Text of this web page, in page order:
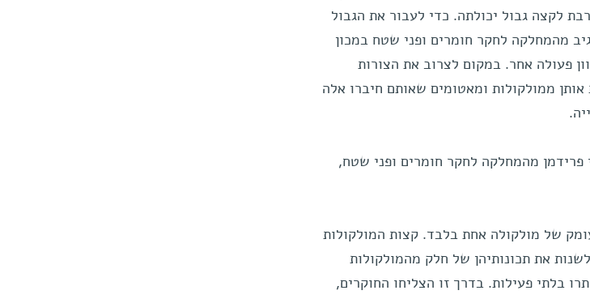
לקצה גבול יכולתה. כדי לעבור את הגבול
מהמחלקה לחקר חומרים ופני שטח במכון
פעולה אחר. במקום לצרוב את הצורות
ממולקולות ומאטומים שאותם חיברו אלה
מהמחלקה לחקר חומרים ופני שטח,
של מולקולה אחת בלבד. קצות המולקולות
את תכונותיהן של חלק מהמולקולות
בלתי פעילות. בדרך זו הצליחו החוקרים,